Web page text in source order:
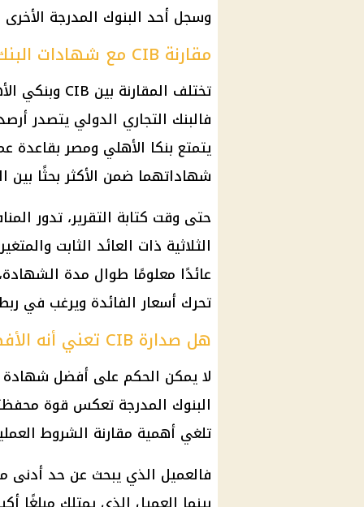
وسجل أحد البنوك المدرجة الأخرى نحو 13.62 مليار جنيه
مقارنة CIB مع شهادات البنك الأهلي وبنك مصر
تختلف المقارنة بين CIB وبنكي
فالبنك التجاري الدولي يتصدر
يتمتع بنكا الأهلي ومصر بقاعدة
شهاداتهما ضمن الأكثر بحثًا بين
حتى وقت كتابة التقرير، تدور
الثلاثية ذات العائد الثابت
عائدًا معلومًا طوال مدة
تحرك أسعار الفائدة ويرغب في
هل صدارة CIB تعني أنه الأفضل لكل العملاء؟
لا يمكن الحكم على أفضل شهادة
البنوك المدرجة تعكس قوة
تلغي أهمية مقارنة الشروط